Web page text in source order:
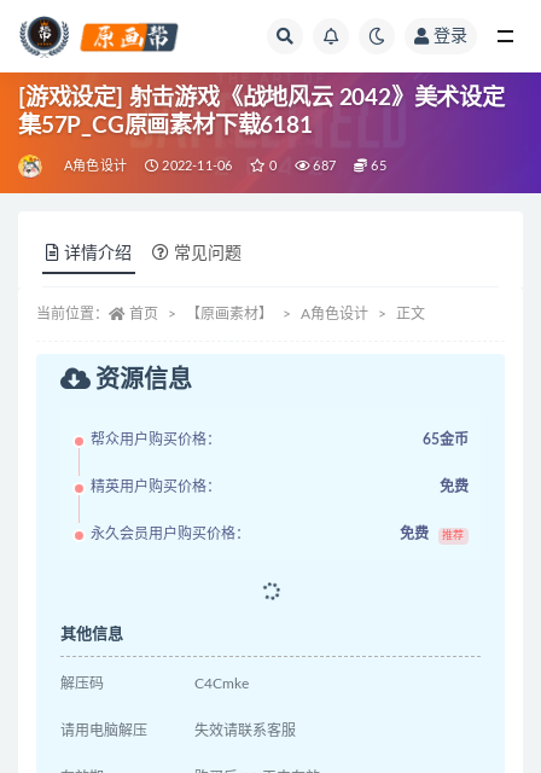
登录
[游戏设定] 射击游戏《战地风云 2042》美术设定
集57P_CG原画素材下载6181
A角色设计 2022-11-06 0 687 65
详情介绍 常见问题
当前位置： 首页 【原画素材】 A角色设计 正文
资源信息
帮众用户购买价格： 65金币
精英用户购买价格： 免费
永久会员用户购买价格： 免费 推荐
其他信息
解压码 C4Cmke
请用电脑解压 失效请联系客服